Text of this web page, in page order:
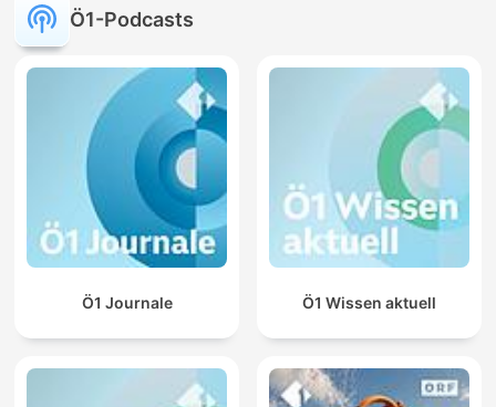
Ö1-Podcasts
Ö1 Journale Ö1 Wissen aktuell